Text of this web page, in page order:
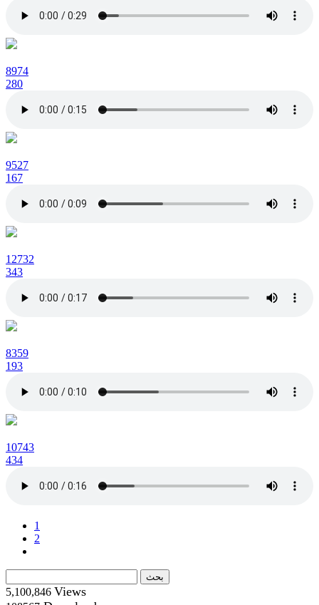
8974
280
9527
167
12732
343
8359
193
10743
434
1
2
5,100,846 Views